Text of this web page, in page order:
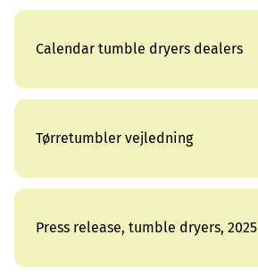
Calendar tumble dryers dealers
Tørretumbler vejledning
Press release, tumble dryers, 2025